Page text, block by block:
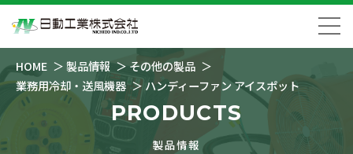
HOME 製品情報
その他の製品
業務用冷却・送風機器
ハンディーファン アイスポット
PRODUCTS
製品情報